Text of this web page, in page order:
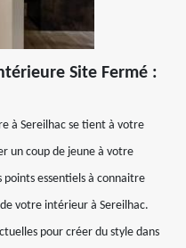
Site Fermé :
à Sereilhac se tient à votre
un coup de jeune à votre
points essentiels à connaitre
votre intérieur à Sereilhac.
pour créer du style dans